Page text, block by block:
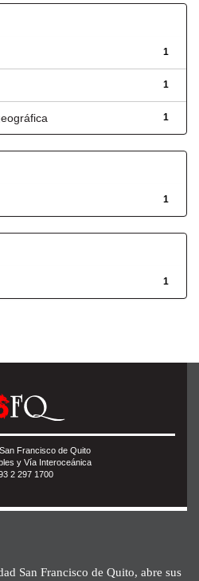
1
1
1
1
1
Francisco de Quito
y Vía Interoceánica
2 297 1700
San Francisco de Quito, abre sus